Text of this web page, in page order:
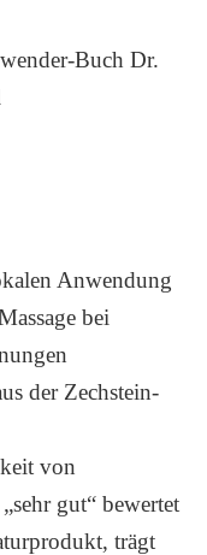
Buch Dr.
Anwendung
bei
der Zechstein-
von
gut“ bewertet
trägt